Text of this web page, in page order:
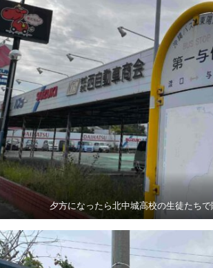
夕方になったら北中城高校の生徒たち